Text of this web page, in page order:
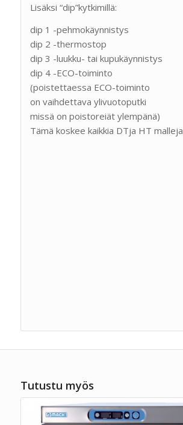
Lisäksi “dip”kytkimillä:
dip 1 -pehmokäynnistys
dip 2 -thermostop
dip 3 -luukku- tai kupukäynnistys
dip 4 -ECO-toiminto
(poistettaessa ECO-toiminto
on vaihdettava ylivuotoputki
missä on poistoreiät ylempänä)
Tämä koskee kaikkia DTja HT malleja
Tutustu myös